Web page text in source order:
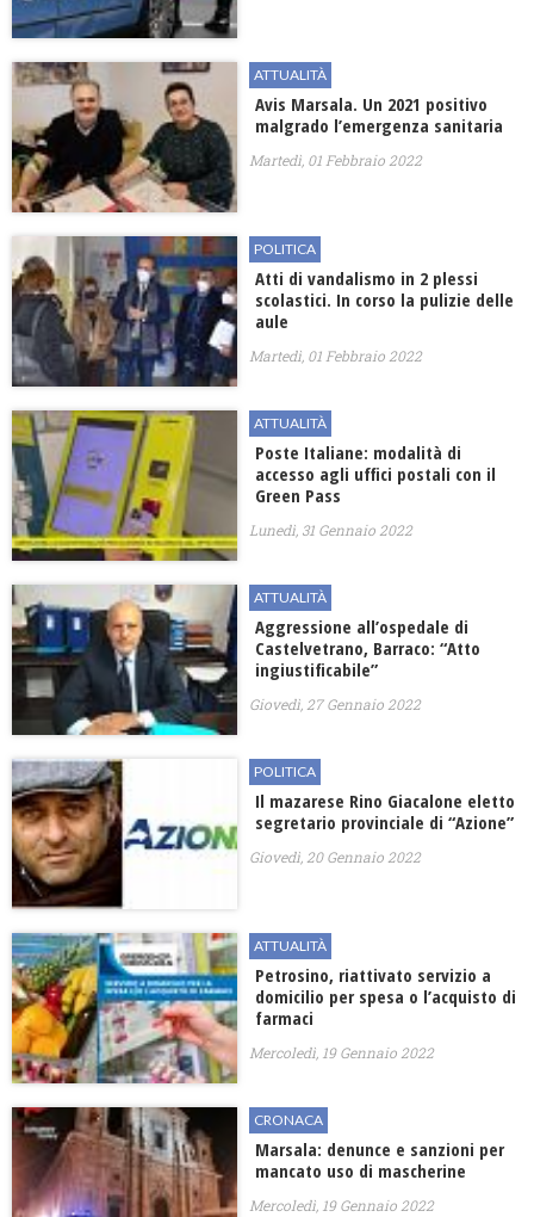
ATTUALITÀ
Avis Marsala. Un 2021 positivo
malgrado l’emergenza sanitaria
Martedì, 01 Febbraio 2022
POLITICA
Atti di vandalismo in 2 plessi
scolastici. In corso la pulizie delle
aule
Martedì, 01 Febbraio 2022
ATTUALITÀ
Poste Italiane: modalità di
accesso agli uffici postali con il
Green Pass
Lunedì, 31 Gennaio 2022
ATTUALITÀ
Aggressione all’ospedale di
Castelvetrano, Barraco: “Atto
ingiustificabile”
Giovedì, 27 Gennaio 2022
POLITICA
Il mazarese Rino Giacalone eletto
segretario provinciale di “Azione”
Giovedì, 20 Gennaio 2022
ATTUALITÀ
Petrosino, riattivato servizio a
domicilio per spesa o l’acquisto di
farmaci
Mercoledì, 19 Gennaio 2022
CRONACA
Marsala: denunce e sanzioni per
mancato uso di mascherine
Mercoledì, 19 Gennaio 2022